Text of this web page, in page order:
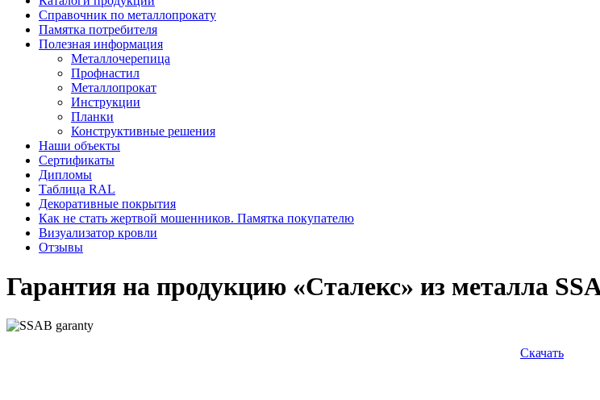
Справочник по металлопрокату
Памятка потребителя
Полезная информация
Металлочерепица
Профнастил
Металлопрокат
Инструкции
Планки
Конструктивные решения
Наши объекты
Сертификаты
Дипломы
Таблица RAL
Декоративные покрытия
Как не стать жертвой мошенников. Памятка покупателю
Визуализатор кровли
Отзывы
Гарантия на продукцию «Сталекс» из металла
Скачать